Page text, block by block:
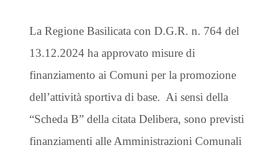
La Regione Basilicata con D.G.R. n. 764 del
13.12.2024 ha approvato misure di
finanziamento ai Comuni per la promozione
dell’attività sportiva di base. Ai sensi della
“Scheda B” della citata Delibera, sono previsti
finanziamenti alle Amministrazioni Comunali